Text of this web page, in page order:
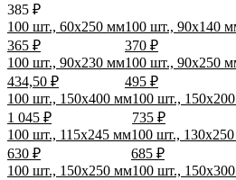
100 шт., 60х250 мм
365 ₽
100 шт., 90х140
370 ₽
100 шт., 90х230 мм
434,50 ₽
100 шт., 90х250
495 ₽
100 шт., 150х400 мм
1 045 ₽
100 шт.,
735 ₽
100 шт., 115х245 мм
630 ₽
100 шт.,
685 ₽
100 шт., 150х250 мм100 шт.,
385 ₽